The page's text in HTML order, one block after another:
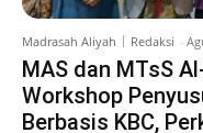
Madrasah Aliyah Redaksi -
MAS dan MTsS
Workshop
Berbasis KBC,